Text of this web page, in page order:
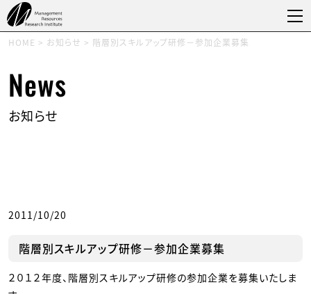
HOME > お知らせ > 階層別スキルアップ研修－参加企業募集
News
お知らせ
2011/10/20
階層別スキルアップ研修－参加企業募集
２０１２年度、階層別スキルアップ研修の参加企業を募集いたしま